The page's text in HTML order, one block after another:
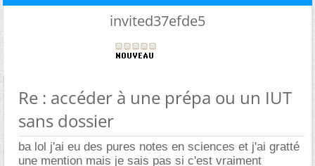
invited37efde5
Re : accéder à une prépa ou un IUT
sans dossier
ba lol j'ai eu des pures notes en sciences et j'ai gratté
une mention mais je sais pas si c'est vraiment